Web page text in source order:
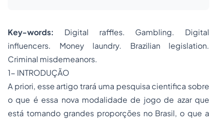
Key-words: Digital raffles. Gambling. Digital
influencers. Money laundry. Brazilian legislation.
Criminal misdemeanors.
1- INTRODUÇÃO
A priori, esse artigo trará uma pesquisa cientifica sobre
o que é essa nova modalidade de jogo de azar que
está tomando grandes proporções no Brasil, o que a